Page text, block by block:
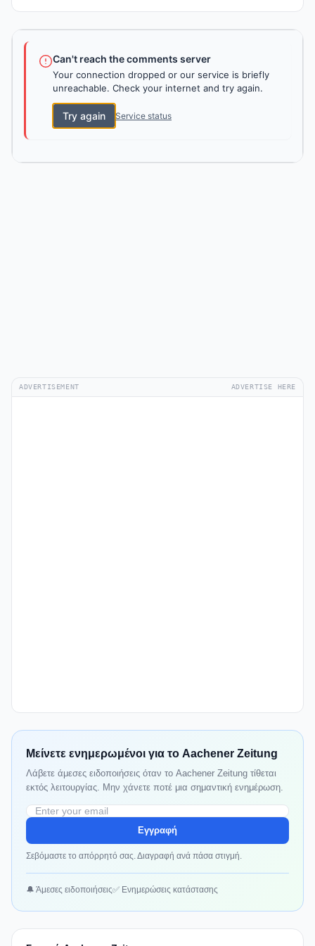
Can't reach the comments server
Your connection dropped or our service is briefly
unreachable. Check your internet and try again.
Try again Service status
ADVERTISEMENT ADVERTISE HERE
Μείνετε ενημερωμένοι για το Aachener Zeitung
Λάβετε άμεσες ειδοποιήσεις όταν το Aachener Zeitung τίθεται
εκτός λειτουργίας. Μην χάνετε ποτέ μια σημαντική ενημέρωση.
Εγγραφή
Σεβόμαστε το απόρρητό σας. Διαγραφή ανά πάσα στιγμή.
🔔 Άμεσες ειδοποιήσεις✅ Ενημερώσεις κατάστασης